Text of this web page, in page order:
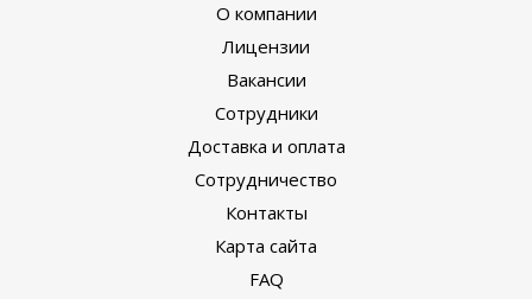
О компании
Лицензии
Вакансии
Сотрудники
Доставка и оплата
Сотрудничество
Контакты
Карта сайта
FAQ